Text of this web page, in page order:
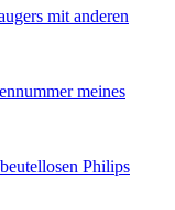
mit anderen
meines
Philips